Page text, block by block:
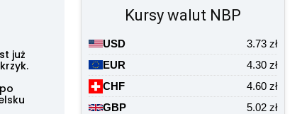
już
Kursy walut NBP
USD
3.73 zł
EUR
4.30 zł
CHF
4.60 zł
GBP
5.02 zł